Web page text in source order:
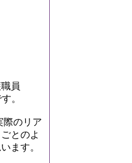
員
。
際のリア
とのよ
ます。